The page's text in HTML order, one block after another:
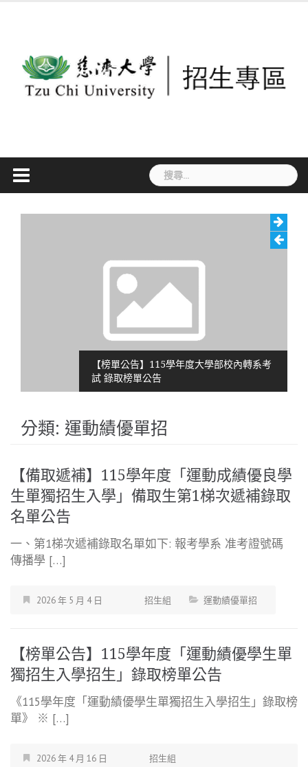
搜
尋
【榜單公告】115學年度大學部校內轉系考
試 錄取榜單公告
分類: 運動績優單招
【備取遞補】115學年度「運動成績優良學
生單獨招生入學」備取生第1梯次遞補錄取
名單公告
一、第1梯次遞補錄取名單如下: 報考學系 准考證號碼
傳播學 […]
2026 年 5 月 4 日 招生組 運動績優單招
【榜單公告】115學年度「運動績優學生單
獨招生入學招生」錄取榜單公告
《115學年度「運動績優學生單獨招生入學招生」錄取榜
單》 ※ […]
2026 年 4 月 16 日
招生組